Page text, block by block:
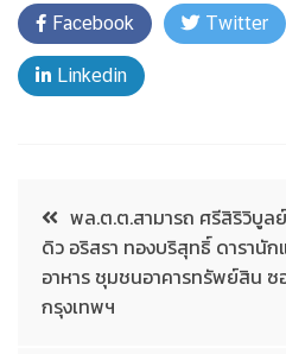
Facebook Twitter
Linkedin
พล.ต.ต.สามารถ ศรีสิริวิบู
ดิว อริสรา ทองบริสุทธิ์ ดารานั
อาหาร ชุมชนอาคารทรัพย์สิน ซ
กรุงเทพฯ